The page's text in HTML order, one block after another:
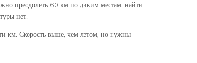
преодолеть 60 км по диким местам, найти
нет.
км. Скорость выше, чем летом, но нужны